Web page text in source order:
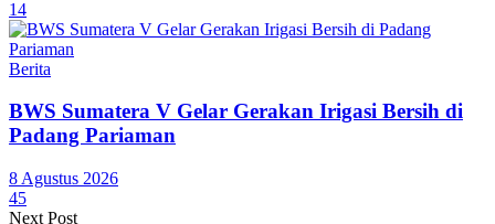
14
Berita
BWS Sumatera V Gelar Gerakan Irigasi Bersih di
Padang Pariaman
8 Agustus 2026
45
Next Post